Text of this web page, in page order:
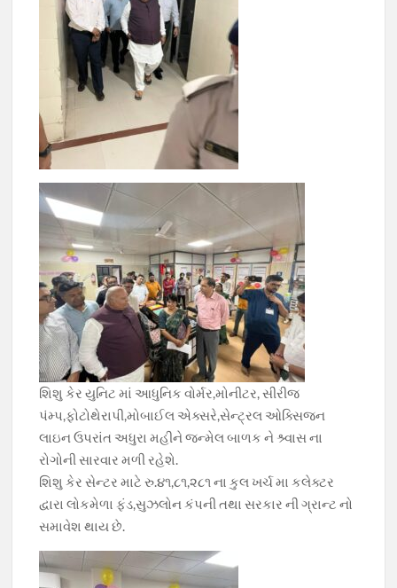
શિશુ કેર યુનિટ માં આધુનિક વોર્મર,મોનીટર, સીરીજ
પંમ્પ,ફોટોથેરાપી,મોબાઈલ એક્સરે,સેન્ટ્રલ ઓક્સિજન
લાઇન ઉપરાંત અધુરા મહીને જન્મેલ બાળક ને શ્ર્વાસ ના
રોગોની સારવાર મળી રહેશે.
શિશુ કેર સેન્ટર માટે રુ.૪૧,૮૧,૨૮૧ ના કુલ ખર્ચ મા કલેક્ટર
દ્વારા લોકમેળા ફંડ,સુઝલોન કંપની તથા સરકાર ની ગ્રાન્ટ નો
સમાવેશ થાય છે.